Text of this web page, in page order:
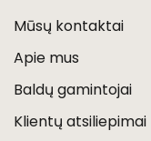
Mūsų kontaktai
Apie mus
Baldų gamintojai
Klientų atsiliepimai